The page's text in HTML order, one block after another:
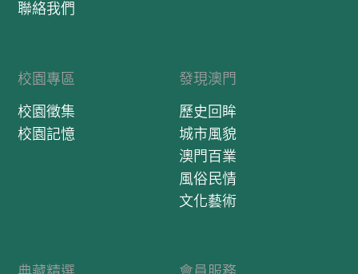
聯絡我們
校園專區
校園徵集
校園記憶
發現澳門
歷史回眸
城市風貌
澳門百業
風俗民情
文化藝術